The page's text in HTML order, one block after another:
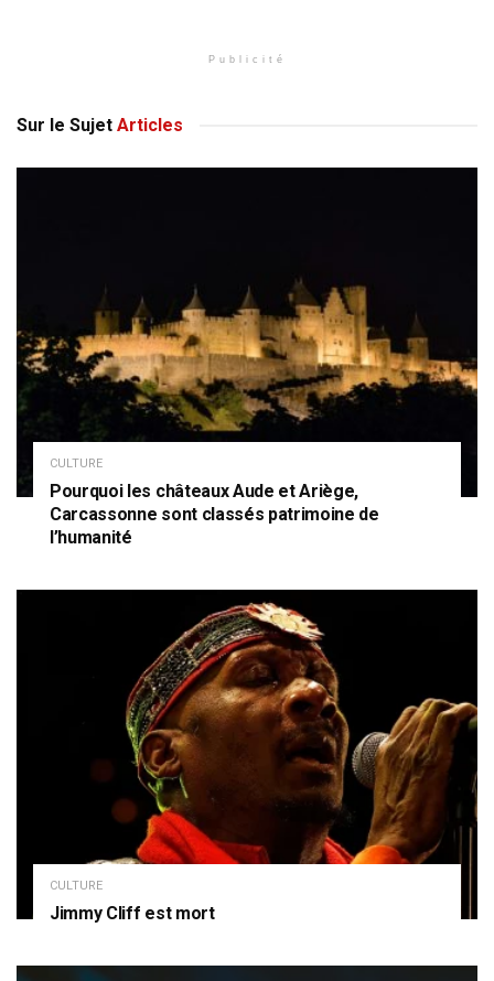
Publicité
Sur le Sujet Articles
CULTURE
Pourquoi les châteaux Aude et Ariège,
Carcassonne sont classés patrimoine de
l’humanité
CULTURE
Jimmy Cliff est mort